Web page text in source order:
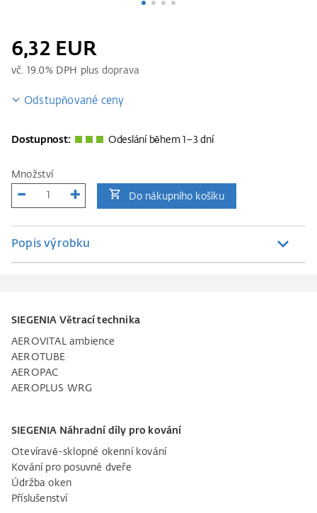
6,32 EUR
vč. 19.0% DPH plus doprava
Odstupňované ceny
Dostupnost: Odeslání během 1–3 dní
Množství
Do nákupního košíku
Popis výrobku
SIEGENIA Větrací technika
AEROVITAL ambience
AEROTUBE
AEROPAC
AEROPLUS WRG
SIEGENIA Náhradní díly pro kování
Otevíravě-sklopné okenní kování
Kování pro posuvné dveře
Údržba oken
Příslušenství